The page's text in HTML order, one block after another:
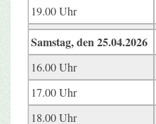
19.00 Uhr
Samstag, den 25.04.2026
16.00 Uhr
17.00 Uhr
18.00 Uhr